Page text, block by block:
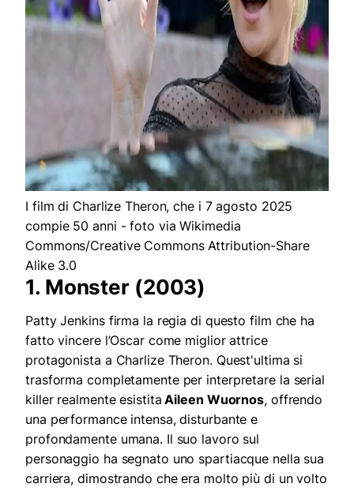
I film di Charlize Theron, che i 7 agosto 2025
compie 50 anni - foto via Wikimedia
Commons/Creative Commons Attribution-Share
Alike 3.0
1. Monster (2003)
Patty Jenkins firma la regia di questo film che ha
fatto vincere l’Oscar come miglior attrice
protagonista a Charlize Theron. Quest'ultima si
trasforma completamente per interpretare la serial
killer realmente esistita Aileen Wuornos, offrendo
una performance intensa, disturbante e
profondamente umana. Il suo lavoro sul
personaggio ha segnato uno spartiacque nella sua
carriera, dimostrando che era molto più di un volto